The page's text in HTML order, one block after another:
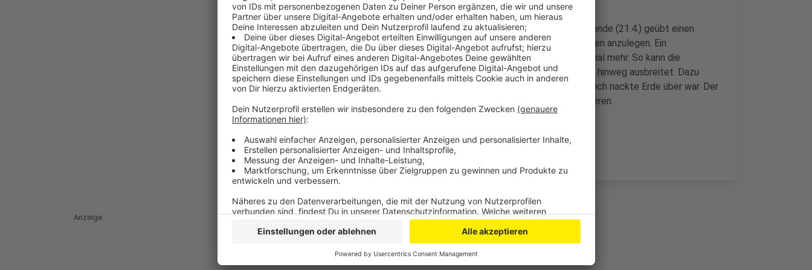
Auf einem Feld bei Weilerswist-Horchheim haben sie am Wochenende (21.4.) geübt einen
Flächenbrand auf einem Feld zu bekämpfen und einen Wundstreifen anzulegen. Ein
Wundstreifen ist einen Meter breit und hat kein brennbares Material mehr. So kann die
Feuerwehr verhindern, dass sich das Feuer über den Wundstreifen hinweg ausbreitet. Dazu
haben die Feuerwehrleute mit Äxten Pflanzen beseitigt, bis nur noch nackte Erde über war. Der
Kreis möchte für die neue Einheit noch weiteres Material organisieren.
Anzeige